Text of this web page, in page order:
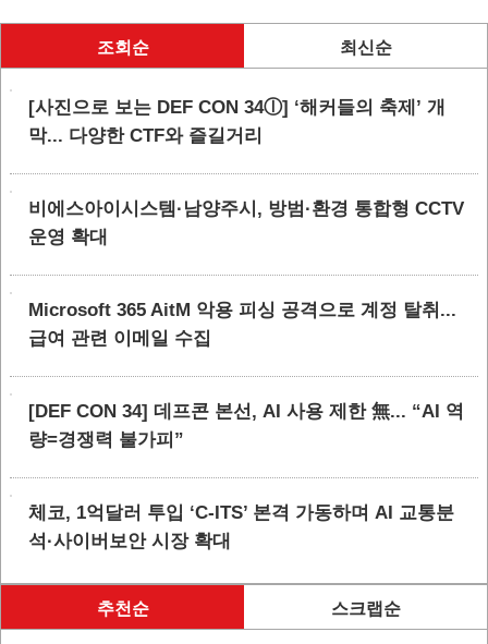
조회순 최신순
[사진으로 보는 DEF CON 34ⓛ] ‘해커들의 축제’ 개
막... 다양한 CTF와 즐길거리
비에스아이시스템·남양주시, 방범·환경 통합형 CCTV
운영 확대
Microsoft 365 AitM 악용 피싱 공격으로 계정 탈취...
급여 관련 이메일 수집
[DEF CON 34] 데프콘 본선, AI 사용 제한 無... “AI 역
량=경쟁력 불가피”
체코, 1억달러 투입 ‘C-ITS’ 본격 가동하며 AI 교통분
석·사이버보안 시장 확대
추천순 스크랩순